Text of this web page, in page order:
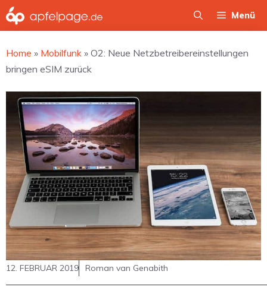
Zum
Inhalt
Menü
Home » Mobilfunk » O2: Neue Netzbetreibereinstellungen
bringen eSIM zurück
12. FEBRUAR 2019 Roman van Genabith